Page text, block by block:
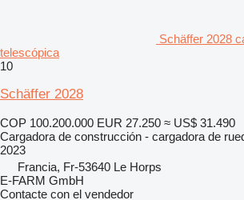
Schäffer 2028
telescópica
10
Schäffer 2028
COP 100.200.000 EUR 27.250 ≈ US$ 31.490
Cargadora de construcción - cargadora de
2023
Francia, Fr-53640 Le Horps
E-FARM GmbH
Contacte con el vendedor